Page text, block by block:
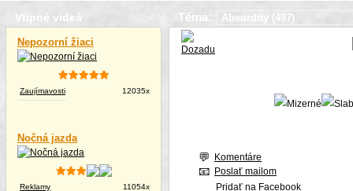
Vtipné videá
Nepozorní žiaci
Zaujímavosti 12035x
Nočná jazda
Reklamy 11054x
Téma:
Komentáre
Poslať mailom
Pridať na Facebook